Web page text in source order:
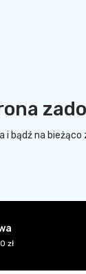
i bądź na
zł